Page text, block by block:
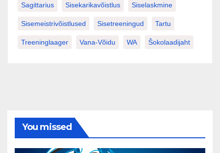
Sagittarius Sisekarikavõistlus Siselaskmine
Sisemeistrivõistlused Sisetreeningud Tartu
Treeninglaager Vana-Võidu WA Šokolaadijaht
You missed